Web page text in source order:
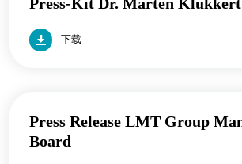
下载
Press Release LMT Group
Board